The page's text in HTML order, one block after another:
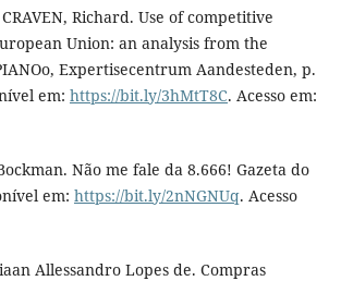
Richard. Use of competitive
Union: an analysis from the
Expertisecentrum Aandesteden, p.
em: https://bit.ly/3hMtT8C. Acesso em:
Não me fale da 8.666! Gazeta do
em: https://bit.ly/2nNGNUq. Acesso
Allessandro Lopes de. Compras